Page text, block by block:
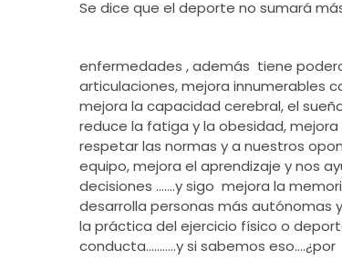
Se dice que el deporte no sumará
enfermedades , además tiene
articulaciones, mejora innumerables
mejora la capacidad cerebral, el
reduce la fatiga y la obesidad,
respetar las normas y a nuestros
equipo, mejora el aprendizaje y nos
decisiones …….y sigo mejora la
desarrolla personas más autónomas
la práctica del ejercicio físico o
conducta………..y si sabemos